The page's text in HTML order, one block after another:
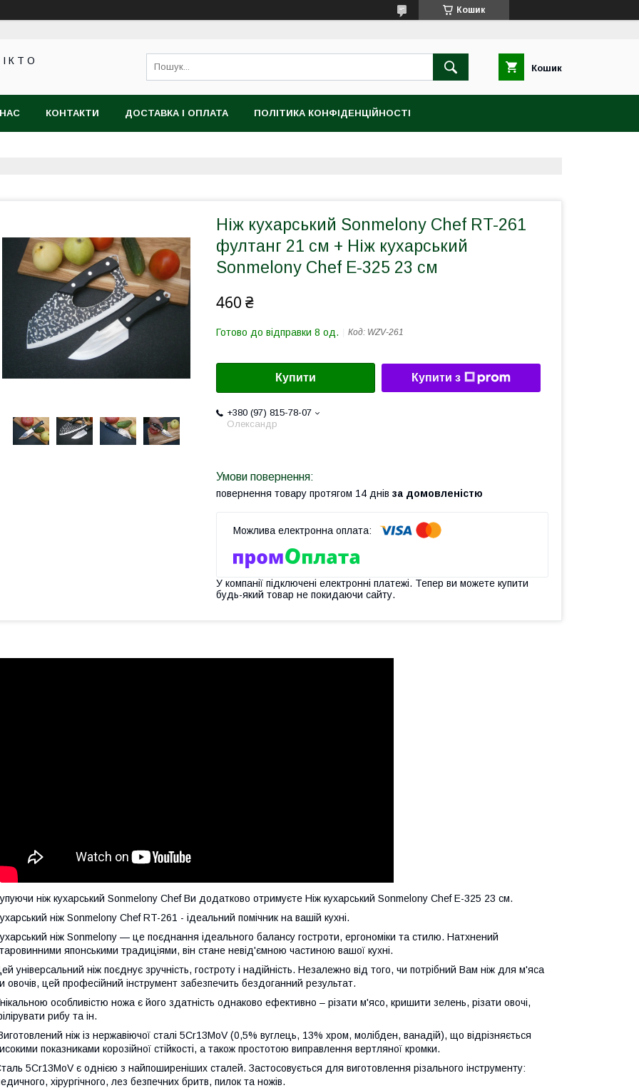
Кошик
І К Т О
Кошик
КОНТАКТИ ДОСТАВКА І ОПЛАТА ПОЛІТИКА КОНФІДЕНЦІЙНОСТІ
Ніж кухарський Sonmelony Chef RT-261
фултанг 21 см + Ніж кухарський
Sonmelony Chef Е-325 23 см
460 ₴
Готово до відправки 8 од. Код: WZV-261
Купити Купити з
+380 (97) 815-78-07
Олександр
повернення товару протягом 14 днів за домовленістю
У компанії підключені електронні платежі. Тепер ви можете купити
будь-який товар не покидаючи сайту.
ніж кухарський Sonmelony Chef Ви додатково отримуєте Ніж кухарський Sonmelony Chef Е-325 23 см.
ніж Sonmelony Chef RT-261 - ідеальний помічник на вашій кухні.
ніж Sonmelony — це поєднання ідеального балансу гостроти, ергономіки та стилю. Натхнений
японськими традиціями, він стане невід'ємною частиною вашої кухні.
універсальний ніж поєднує зручність, гостроту і надійність. Незалежно від того, чи потрібний Вам ніж для м'яса
овочів, цей професійний інструмент забезпечить бездоганний результат.
особливістю ножа є його здатність однаково ефективно – різати м'ясо, кришити зелень, різати овочі,
рибу та ін.
ніж із нержавіючої сталі 5Cr13MoV (0,5% вуглець, 13% хром, молібден, ванадій), що відрізняється
показниками корозійної стійкості, а також простотою виправлення вертляної кромки.
5Cr13MoV є однією з найпоширеніших сталей. Застосовується для виготовлення різального інструменту:
хірургічного, лез безпечних бритв, пилок та ножів.